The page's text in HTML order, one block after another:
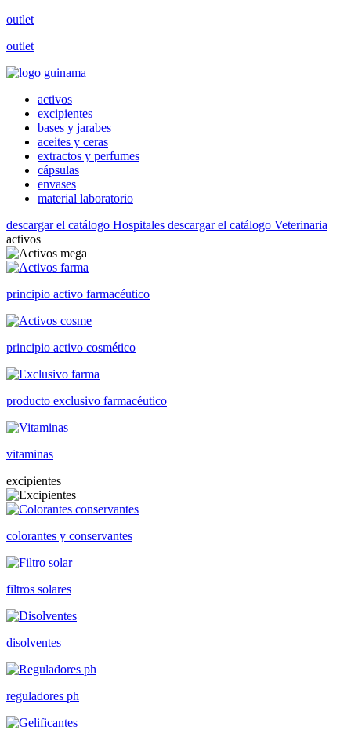
outlet
outlet
activos
excipientes
bases y jarabes
aceites y ceras
extractos y perfumes
cápsulas
envases
material laboratorio
descargar el catálogo Hospitales descargar el catálogo Veterinaria
activos
principio activo farmacéutico
principio activo cosmético
producto exclusivo farmacéutico
vitaminas
excipientes
colorantes y conservantes
filtros solares
disolventes
reguladores ph